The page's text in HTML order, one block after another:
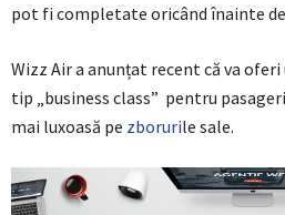
pot fi completate oricând înainte
Wizz Air a anunțat recent că va
tip „business class” pentru
mai luxoasă pe zborurile sale.